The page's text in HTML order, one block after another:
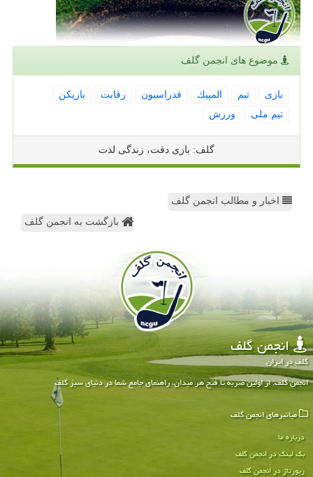
موضوع های انجمن گلف
بازی تیم المپیك فدراسیون رقابت
بازیكن
تیم ملی
ورزش
گلف: بازی دقت، زندگی لذت
اخبار و مطالب انجمن گلف
بازگشت به انجمن گلف
انجمن گلف
گلف در ایران
انجمن گلف: از اولین ضربه تا فتح هر میدان، راهنمای جامع شما در دنیای سبز گلف
میانبرهای انجمن گلف
درباره ما
بک لینک در انجمن گلف
رپورتاژ در انجمن گلف